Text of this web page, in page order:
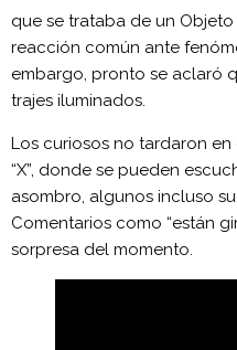
que se trataba de un
reacción común ante
embargo, pronto se aclaró
trajes iluminados.
Los curiosos no tardaron
“X”, donde se pueden
asombro, algunos incluso
Comentarios como “están
sorpresa del momento.